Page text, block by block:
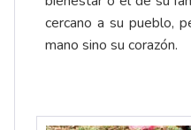
cercano a su pueblo,
mano sino su corazón.